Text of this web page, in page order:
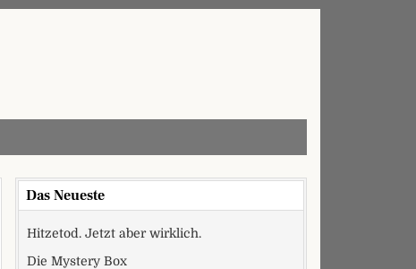
Das Neueste
Hitzetod. Jetzt aber wirklich.
Die Mystery Box